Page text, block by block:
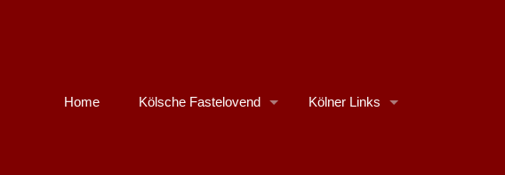
Home Kölsche Fastelovend Kölner Links